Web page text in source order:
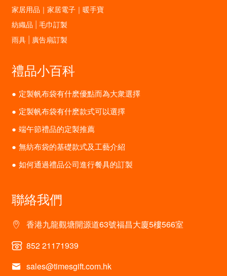
家居用品｜家居電子｜暖手寶
紡織品 | 毛巾訂製
雨具 | 廣告扇訂製
禮品小百科
定製帆布袋有什麽優點而為大衆選擇
定製帆布袋有什麽款式可以選擇
端午節禮品的定製推薦
無紡布袋的基礎款式及工藝介紹
如何通過禮品公司進行餐具的訂製
聯絡我們
香港九龍觀塘開源道63號福昌大廈5樓566室
852 21171939
sales@timesgift.com.hk